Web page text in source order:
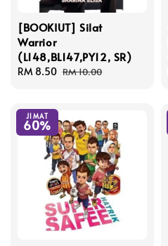
[BOOKIUT] Silat
Warrior
(L148,BL147,PY12, SR)
Sale
RM 8.50 Regular
RM 10.00
JIMAT
60%